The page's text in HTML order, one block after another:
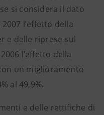
si considera il dato
l’effetto della
e delle riprese sul
l’effetto della
un miglioramento
al 49,9%.
e delle rettifiche di